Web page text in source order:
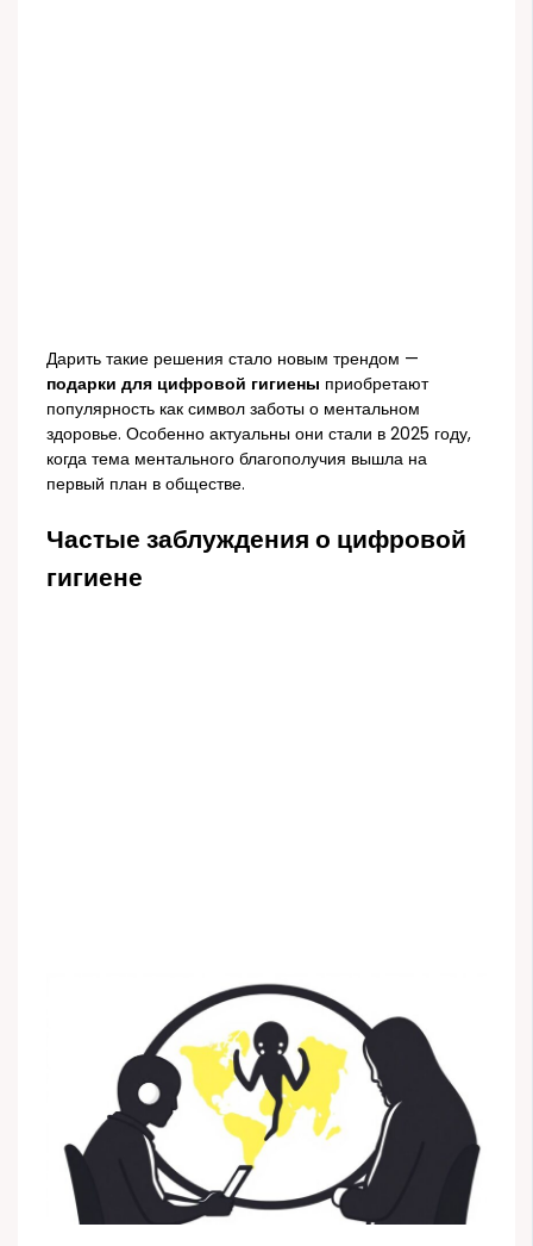
Дарить такие решения стало новым трендом —
подарки для цифровой гигиены приобретают
популярность как символ заботы о ментальном
здоровье. Особенно актуальны они стали в 2025 году,
когда тема ментального благополучия вышла на
первый план в обществе.
Частые заблуждения о цифровой
гигиене